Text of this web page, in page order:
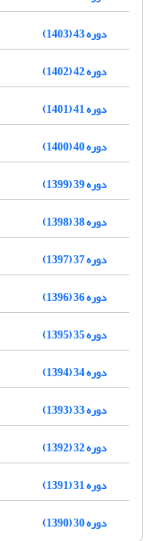
دوره 43 (1403)
دوره 42 (1402)
دوره 41 (1401)
دوره 40 (1400)
دوره 39 (1399)
دوره 38 (1398)
دوره 37 (1397)
دوره 36 (1396)
دوره 35 (1395)
دوره 34 (1394)
دوره 33 (1393)
دوره 32 (1392)
دوره 31 (1391)
دوره 30 (1390)